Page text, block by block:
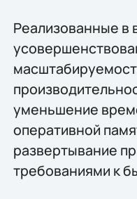
Реализованные в
уменьшение
оперативной
развертывание
требованиями к